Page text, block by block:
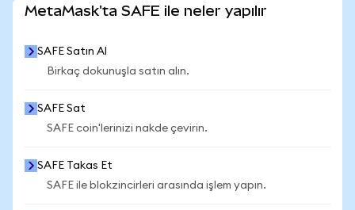
MetaMask'ta SAFE ile neler yapılır
SAFE Satın Al
Birkaç dokunuşla satın alın.
SAFE Sat
SAFE coin'lerinizi nakde çevirin.
SAFE Takas Et
SAFE ile blokzincirleri arasında işlem yapın.